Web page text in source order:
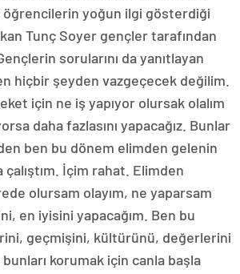
öğrencilerin yoğun ilgi gösterdiği
Tunç Soyer gençler tarafından
sorularını da yanıtlayan
hiçbir şeyden vazgeçecek değilim.
için ne iş yapıyor olursak olalım
daha fazlasını yapacağız. Bunlar
ben bu dönem elimden gelenin
İçim rahat. Elimden
olursam olayım, ne yaparsam
en iyisini yapacağım. Ben bu
geçmişini, kültürünü, değerlerini
korumak için canla başla